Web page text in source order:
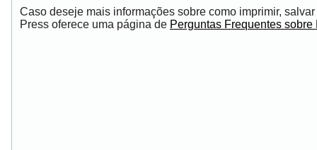
Caso deseje mais informações sobre como imprimir,
Press oferece uma página de Perguntas Frequentes sobre